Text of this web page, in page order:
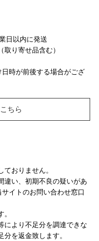
日以内に発送
り寄せ品含む）
時が前後する場合がござ
ちら
おりません。
違い、初期不良の疑いがあ
イトのお問い合わせ窓口
により不足分を調達できな
を返金致します。